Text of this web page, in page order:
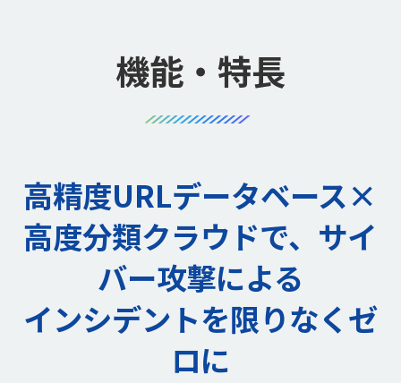
機能・特長
高精度URLデータベース×
高度分類クラウドで、サイ
バー攻撃による
インシデントを限りなくゼ
ロに